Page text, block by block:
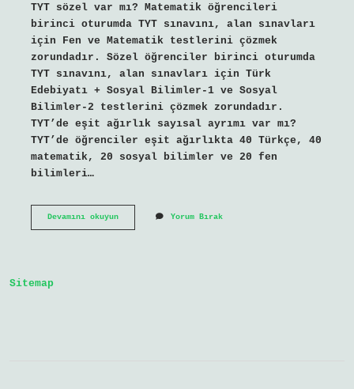
TYT sözel var mı? Matematik öğrencileri
birinci oturumda TYT sınavını, alan sınavları
için Fen ve Matematik testlerini çözmek
zorundadır. Sözel öğrenciler birinci oturumda
TYT sınavını, alan sınavları için Türk
Edebiyatı + Sosyal Bilimler-1 ve Sosyal
Bilimler-2 testlerini çözmek zorundadır.
TYT’de eşit ağırlık sayısal ayrımı var mı?
TYT’de öğrenciler eşit ağırlıkta 40 Türkçe, 40
matematik, 20 sosyal bilimler ve 20 fen
bilimleri…
Devamını okuyunTyt
Yorum Bırak
Sitemap